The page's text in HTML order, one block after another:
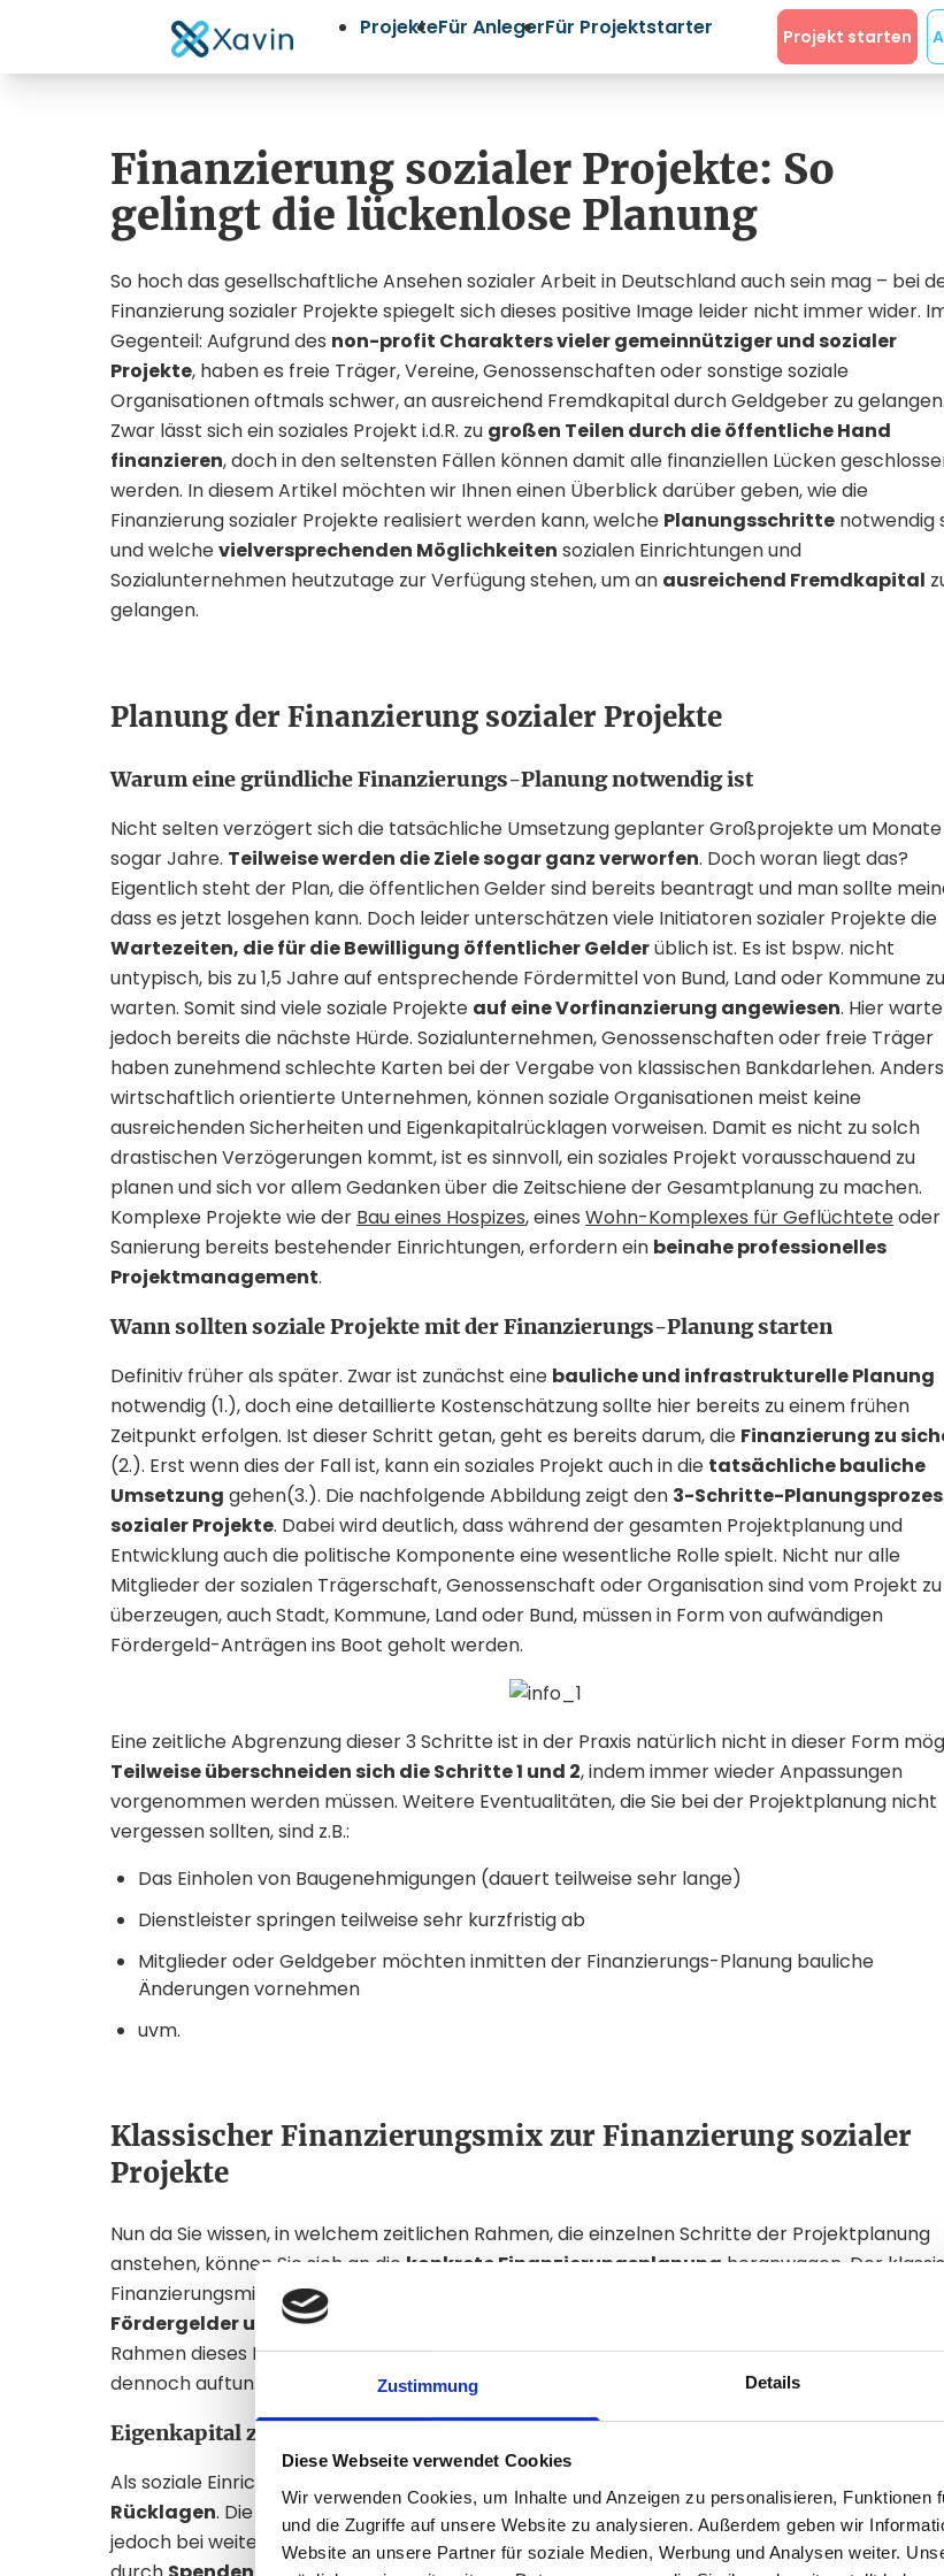
Zustimmung Details
Diese Webseite verwendet Cookies
Wir verwenden Cookies, um Inhalte und Anzeigen zu personalisieren, Funktionen
und die Zugriffe auf unsere Website zu analysieren. Außerdem geben wir
Website an unsere Partner für soziale Medien, Werbung und Analysen weiter.
ProjekteFür AnlegerFür Projektstarter Projekt starten
Finanzierung sozialer Projekte: So
gelingt die lückenlose Planung
So hoch das gesellschaftliche Ansehen sozialer Arbeit in Deutschland auch sein mag – bei
Finanzierung sozialer Projekte spiegelt sich dieses positive Image leider nicht immer wider.
Gegenteil: Aufgrund des non-profit Charakters vieler gemeinnütziger und sozialer
Projekte, haben es freie Träger, Vereine, Genossenschaften oder sonstige soziale
Organisationen oftmals schwer, an ausreichend Fremdkapital durch Geldgeber zu gelangen.
Zwar lässt sich ein soziales Projekt i.d.R. zu großen Teilen durch die öffentliche Hand
finanzieren, doch in den seltensten Fällen können damit alle finanziellen Lücken
werden. In diesem Artikel möchten wir Ihnen einen Überblick darüber geben, wie die
Finanzierung sozialer Projekte realisiert werden kann, welche Planungsschritte notwendig
und welchevielversprechenden Möglichkeiten sozialen Einrichtungen und
Sozialunternehmen heutzutage zur Verfügung stehen, um an ausreichend Fremdkapital
gelangen.
Planung der Finanzierung sozialer Projekte
Warum eine gründliche Finanzierungs-Planung notwendig ist
Nicht selten verzögert sich die tatsächliche Umsetzung geplanter Großprojekte um
sogar Jahre. Teilweise werden die Ziele sogar ganz verworfen. Doch woran liegt das?
Eigentlich steht der Plan, die öffentlichen Gelder sind bereits beantragt und man sollte
dass es jetzt losgehen kann. Doch leider unterschätzen viele Initiatoren sozialer Projekte die
Wartezeiten, die für die Bewilligung öffentlicher Gelderüblich ist. Es ist bspw. nicht
untypisch, bis zu 1,5 Jahre auf entsprechende Fördermittel von Bund, Land oder Kommune zu
warten. Somit sind viele soziale Projekte auf eine Vorfinanzierung angewiesen. Hier
jedoch bereits die nächste Hürde. Sozialunternehmen, Genossenschaften oder freie Träger
haben zunehmend schlechte Karten bei der Vergabe von klassischen Bankdarlehen.
wirtschaftlich orientierte Unternehmen, können soziale Organisationen meist keine
ausreichenden Sicherheiten und Eigenkapitalrücklagen vorweisen. Damit es nicht zu solch
drastischen Verzögerungen kommt, ist es sinnvoll, ein soziales Projekt vorausschauend zu
planen und sich vor allem Gedanken über die Zeitschiene der Gesamtplanung zu machen.
Komplexe Projekte wie der Bau eines Hospizes, eines Wohn-Komplexes für Geflüchteteoder
Sanierung bereits bestehender Einrichtungen, erfordern ein beinahe professionelles
Projektmanagement.
Wann sollten soziale Projekte mit der Finanzierungs-Planung starten
Definitiv früher als später. Zwar ist zunächst eine bauliche und infrastrukturelle Planung
notwendig (1.), doch eine detaillierte Kostenschätzung sollte hier bereits zu einem frühen
Zeitpunkt erfolgen. Ist dieser Schritt getan, geht es bereits darum, die Finanzierung zu
(2.). Erst wenn dies der Fall ist, kann ein soziales Projekt auch in die tatsächliche bauliche
Umsetzung gehen(3.). Die nachfolgende Abbildung zeigt den 3-Schritte-
sozialer Projekte. Dabei wird deutlich, dass während der gesamten Projektplanung und
Entwicklung auch die politische Komponente eine wesentliche Rolle spielt. Nicht nur alle
Mitglieder der sozialen Trägerschaft, Genossenschaft oder Organisation sind vom Projekt zu
überzeugen, auch Stadt, Kommune, Land oder Bund, müssen in Form von aufwändigen
Fördergeld-Anträgen ins Boot geholt werden.
Eine zeitliche Abgrenzung dieser 3 Schritte ist in der Praxis natürlich nicht in dieser Form
Teilweise überschneiden sich die Schritte 1 und 2, indem immer wieder Anpassungen
vorgenommen werden müssen. Weitere Eventualitäten, die Sie bei der Projektplanung nicht
vergessen sollten, sind z.B.:
Das Einholen von Baugenehmigungen (dauert teilweise sehr lange)
Dienstleister springen teilweise sehr kurzfristig ab
Mitglieder oder Geldgeber möchten inmitten der Finanzierungs-Planung bauliche
Änderungen vornehmen
uvm.
Klassischer Finanzierungsmix zur Finanzierung sozialer
Projekte
Nun da Sie wissen, in welchem zeitlichen Rahmen, die einzelnen Schritte der Projektplanung
anstehen, können Sie sich an die konkrete Finanzierungsplanung heranwagen. Der
Finanzierungsmix für soziale Projekte besteht i.d.R. aus den 3 Komponenten
Fördergelder und Fremdkapital
Rahmen dieses Finanzierungsmixes zur Verfügung stehen und welche Lücken sich dabei
dennoch auftun können.
Eigenkapital zur Finanzierung sozialer Projekte
Als soziale Einrichtung verfügen Sie im Normalfall über
Rücklagen. Die erhobenen Leistungsentgelte reichen in der Regel aus, um sich selbst zu
jedoch bei weitem nicht, um größere Bauprojekte zu finanzieren. Zusätzliche Einnahmen